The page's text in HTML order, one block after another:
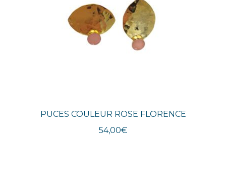
PUCES COULEUR ROSE FLORENCE
54,00€